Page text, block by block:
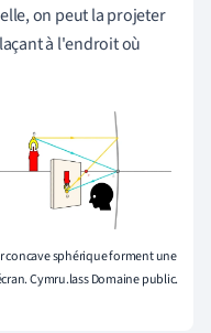
on peut la projeter
à l'endroit où
concave sphérique forment une
Cymru.lass Domaine public.